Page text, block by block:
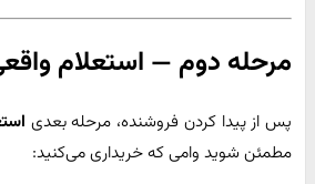
مرحله دوم — استعلام
پس از پیدا کردن فروشنده، مرحله بعدی
مطمئن شوید وامی که خریداری می‌کنید: